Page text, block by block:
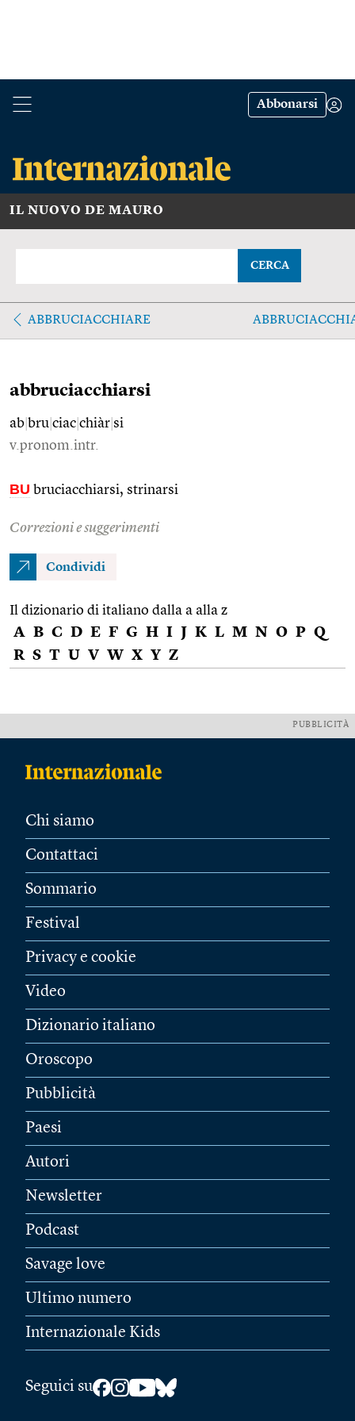
Abbonarsi
IL NUOVO DE MAURO
CERCA
ABBRUCIACCHIARE
abbruciacchiarsi
ab bru ciac chiàr si
v.pronom.intr.
BU bruciacchiarsi, strinarsi
Correzioni e suggerimenti
Condividi
Il dizionario di italiano dalla a alla z
A B C D E F G H I J K L M N O P Q
R S T U V W X Y Z
PUBBLICITÀ
Chi siamo
Contattaci
Sommario
Festival
Privacy e cookie
Video
Dizionario italiano
Oroscopo
Pubblicità
Paesi
Autori
Newsletter
Podcast
Savage love
Ultimo numero
Internazionale Kids
Seguici su